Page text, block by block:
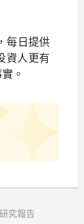
每日提供
資人更有
。
究報告